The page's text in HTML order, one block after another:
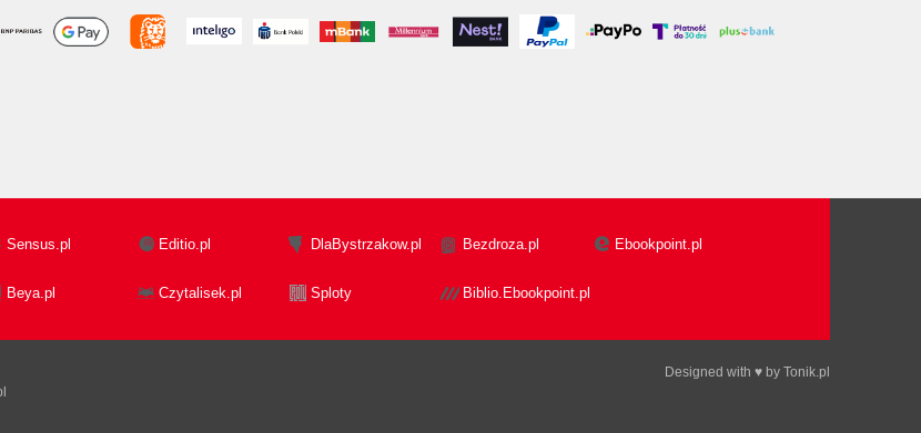
Sensus.pl Editio.pl DlaBystrzakow.pl Bezdroza.pl Ebookpoint.pl
Beya.pl Czytalisek.pl Sploty Biblio.Ebookpoint.pl
Designed with ♥ by Tonik.pl